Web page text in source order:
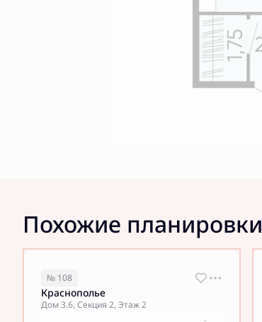
Похожие планировки
№ 108
Краснополье
Дом 3.6, Секция 2, Этаж 2